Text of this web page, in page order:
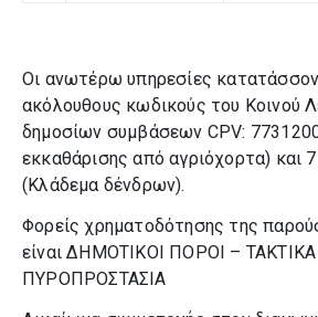
Οι ανωτέρω υπηρεσίες
ακόλουθους κωδικούς του Κοινού
δημοσίων συμβάσεων CPV:
εκκαθάρισης από αγριόχορτα) και
(Κλάδεμα δένδρων).
Φορείς χρηματοδότησης της
είναι ΔΗΜΟΤΙΚΟΙ ΠΟΡΟΙ – ΤΑΚΤΙΚΑ
ΠΥΡΟΠΡΟΣΤΑΣΙΑ